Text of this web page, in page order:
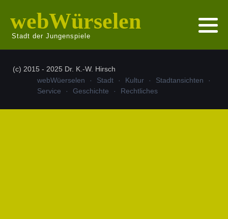
webWürselen
Stadt der Jungenspiele
(c) 2015 - 2025 Dr. K.-W. Hirsch
webWüerselen
Stadt Kultur
Stadtansichten
Service
Geschichte Rechtliches